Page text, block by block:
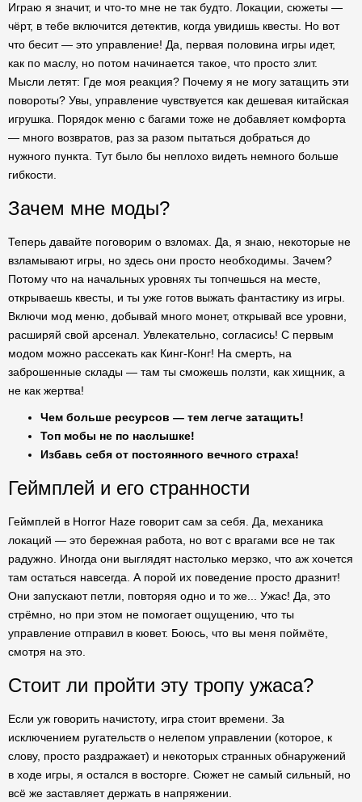
Играю я значит, и что-то мне не так будто. Локации, сюжеты —
чёрт, в тебе включится детектив, когда увидишь квесты. Но вот
что бесит — это управление! Да, первая половина игры идет,
как по маслу, но потом начинается такое, что просто злит.
Мысли летят: Где моя реакция? Почему я не могу затащить эти
повороты? Увы, управление чувствуется как дешевая китайская
игрушка. Порядок меню с багами тоже не добавляет комфорта
— много возвратов, раз за разом пытаться добраться до
нужного пункта. Тут было бы неплохо видеть немного больше
гибкости.
Зачем мне моды?
Теперь давайте поговорим о взломах. Да, я знаю, некоторые не
взламывают игры, но здесь они просто необходимы. Зачем?
Потому что на начальных уровнях ты топчешься на месте,
открываешь квесты, и ты уже готов выжать фантастику из игры.
Включи мод меню, добывай много монет, открывай все уровни,
расширяй свой арсенал. Увлекательно, согласись! С первым
модом можно рассекать как Кинг-Конг! На смерть, на
заброшенные склады — там ты сможешь ползти, как хищник, а
не как жертва!
Чем больше ресурсов — тем легче затащить!
Топ мобы не по наслышке!
Избавь себя от постоянного вечного страха!
Геймплей и его странности
Геймплей в Horror Haze говорит сам за себя. Да, механика
локаций — это бережная работа, но вот с врагами все не так
радужно. Иногда они выглядят настолько мерзко, что аж хочется
там остаться навсегда. А порой их поведение просто дразнит!
Они запускают петли, повторяя одно и то же... Ужас! Да, это
стрёмно, но при этом не помогает ощущению, что ты
управление отправил в кювет. Боюсь, что вы меня поймёте,
смотря на это.
Стоит ли пройти эту тропу ужаса?
Если уж говорить начистоту, игра стоит времени. За
исключением ругательств о нелепом управлении (которое, к
слову, просто раздражает) и некоторых странных обнаружений
в ходе игры, я остался в восторге. Сюжет не самый сильный, но
всё же заставляет держать в напряжении.